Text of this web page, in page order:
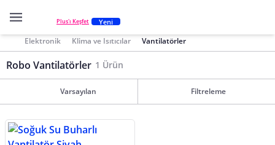
Plus'ı Keşfet Yeni
Elektronik Klima ve Isıtıcılar Vantilatörler
Robo Vantilatörler 1 Ürün
Varsayılan Filtreleme